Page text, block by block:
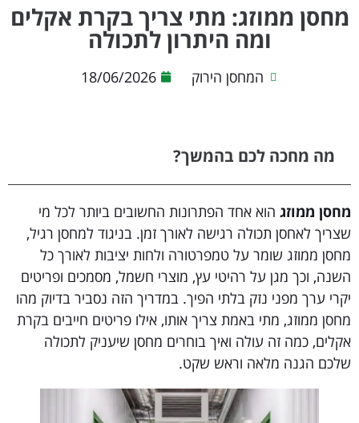
מחסן ממוזג: מתי צריך בקרת אקלים
ומה היתרון לתכולה
המחסן הירוק 18/06/2026
מה מחכה לכם בהמשך?
מחסן ממוזגהוא אחד הפתרונות החשובים ביותר לכל מי
שצריך לאחסן תכולה רגישה לאורך זמן. בניגוד למחסן רגיל,
מחסן ממוזג שומר על טמפרטורה ולחות יציבות לאורך כל
השנה, וכך מגן על רהיטי עץ, מוצרי חשמל, מסמכים ופריטים
יקרי ערך מפני נזק בלתי הפיך. במדריך הזה נסביר בדיוק מהו
מחסן ממוזג, מתי באמת צריך אותו, אילו פריטים חייבים בקרת
אקלים, כמה זה עולה ואיך בוחרים מחסן שיעניק לתכולה
שלכם הגנה מלאה וראש שקט.